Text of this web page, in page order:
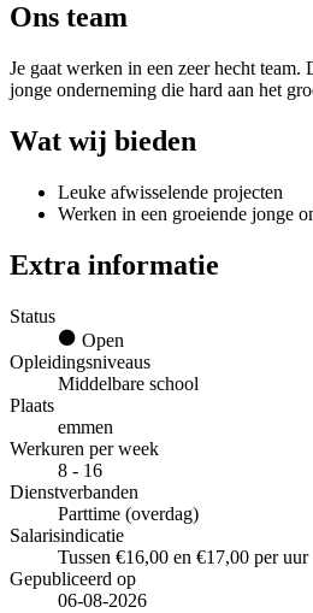
Ons team
Je gaat werken in een zeer hecht team.
jonge onderneming die hard aan het
Wat wij bieden
Leuke afwisselende projecten
Werken in een groeiende jonge
Extra informatie
Status
Open
Opleidingsniveaus
Middelbare school
Plaats
emmen
Werkuren per week
8 - 16
Dienstverbanden
Parttime (overdag)
Salarisindicatie
Tussen €16,00 en €17,00 per uur
Gepubliceerd op
06-08-2026